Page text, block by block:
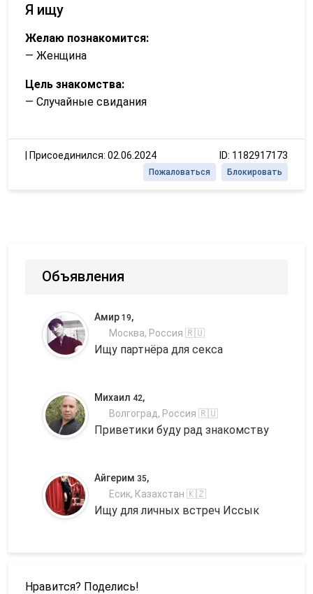
Я ищу
Желаю познакомится:
— Женщина
Цель знакомства:
— Случайные свидания
| Присоединился: 02.06.2024 ID: 1182917173
Блокировать
Пожаловаться
Объявления
Амир 19,
Москва, Россия 🇷🇺
Ищу партнёра для секса
Михаил 42,
Волгоград, Россия 🇷🇺
Приветики буду рад знакомству
Айгерим 35,
Есик, Казахстан 🇰🇿
Ищу для личных встреч Иссык
Нравится? Поделись!